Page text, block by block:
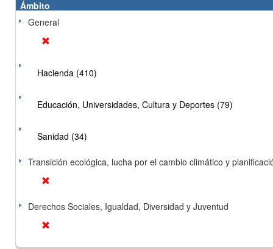
Ámbito
General
Hacienda (410)
Educación, Universidades, Cultura y Deportes (79)
Sanidad (34)
Transición ecológica, lucha por el cambio climático y
Derechos Sociales, Igualdad, Diversidad y Juventud